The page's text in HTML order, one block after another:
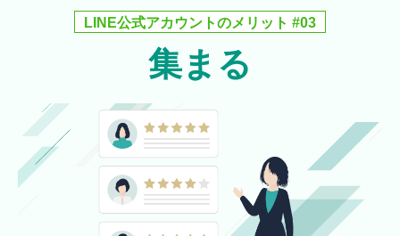
LINE公式アカウントのメリット #03
集まる